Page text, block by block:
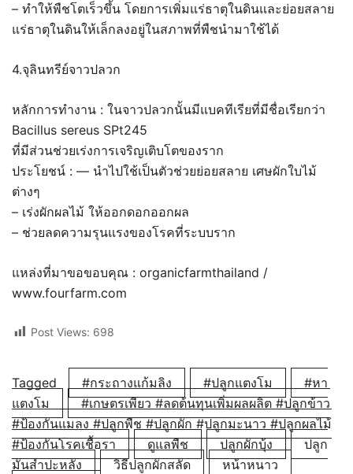
– ทำให้พืชโตเร็วขึ้น โดยการเพิ่มแร่ธาตุในดินและย่อยสลาย
แร่ธาตุในดินให้เล็กลงอยู่ในสภาพที่พืชนำมาใช้ได้
4.จุลินทรีย์จาวปลวก
หลักการทำงาน : ในจาวปลวกนั้นมีแบคทีเรียที่มีชื่อเรียกว่า
Bacillus sereus SPt245
ที่มีส่วนช่วยเร่งการเจริญเติบโตของราก
ประโยชน์ : — นำไปใช้เป็นตัวช่วยย่อยสลาย เศษผักใบไม้
ต่างๆ
– เร่งผักผลไม้ ให้ออกดอกออกผล
– ช่วยลดความรุนแรงของโรคที่ระบบราก
แหล่งที่มาขอขอบคุณ : organicfarmthailand /
www.fourfarm.com
Post Views: 698
Tagged #กระถางแก้มลิง #ปลูกแตงโม
#หา
แตงโม
#เกษตรเพียว #ลดต้นทุนเพิ่มผลผลิต #ปลูกข้าว
#ป้องกันแมลง #ปลูกพืช #ปลูกผัก #ปลูกมะนาว #ปลูกผลไม้
#ป้องกันโรคเชื้อรา
ดูแลพืช ปลูกผักบุ้ง
ปลูก
มันสำปะหลัง
วิธีปลูกผักสลัด
หน้าหนาว